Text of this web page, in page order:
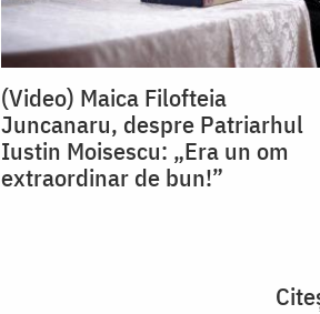
(Video) Maica Filofteia
Juncanaru, despre Patriarhul
Iustin Moisescu: „Era un om
extraordinar de bun!”